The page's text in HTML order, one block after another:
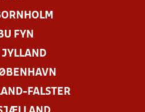
FYN
JYLLAND
FALSTER